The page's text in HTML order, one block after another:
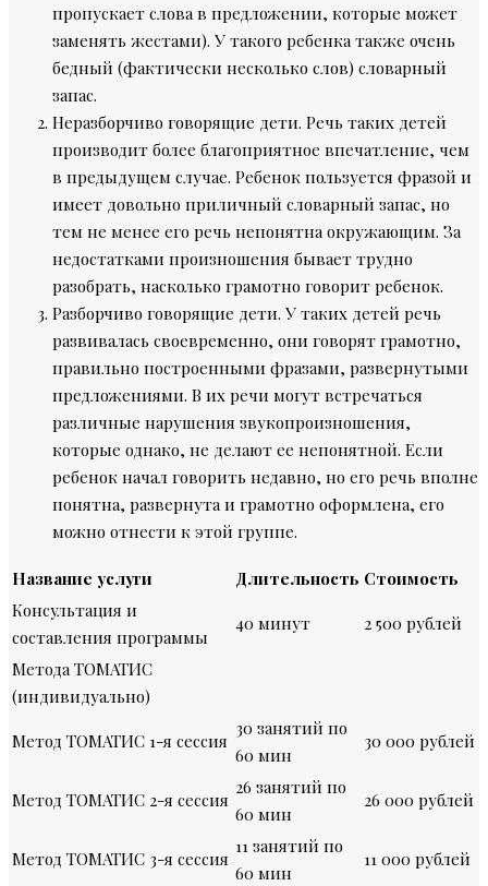
пропускает слова в предложении, которые может
заменять жестами). У такого ребенка также очень
бедный (фактически несколько слов) словарный
запас.
Неразборчиво говорящие дети. Речь таких детей
производит более благоприятное впечатление, чем
в предыдущем случае. Ребенок пользуется фразой и
имеет довольно приличный словарный запас, но
тем не менее его речь непонятна окружающим. За
недостатками произношения бывает трудно
разобрать, насколько грамотно говорит ребенок.
Разборчиво говорящие дети. У таких детей речь
развивалась своевременно, они говорят грамотно,
правильно построенными фразами, развернутыми
предложениями. В их речи могут встречаться
различные нарушения звукопроизношения,
которые однако, не делают ее непонятной. Если
ребенок начал говорить недавно, но его речь вполне
понятна, развернута и грамотно оформлена, его
можно отнести к этой группе.
Название услуги Длительность Стоимость
Консультация и
составления программы
40 минут 2 500 рублей
Метода ТОМАТИС
(индивидуально)
Метод ТОМАТИС 1-я сессия
30 занятий по
60 мин
30 000 рублей
Метод ТОМАТИС 2-я сессия
26 занятий по
60 мин
26 000 рублей
Метод ТОМАТИС 3-я сессия
11 занятий по
60 мин
11 000 рублей